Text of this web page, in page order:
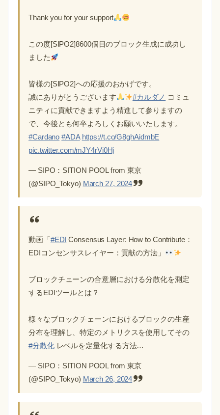
Thank you for your support
この度[SIPO2]8600個目のブロック生成に成功し
ました
皆様の[SIPO2]への応援のおかげです。
誠にありがとうございます
#カルダノ コミュ
ニティに貢献できますよう精進して参りますの
で、今後とも何卒よろしくお願いいたします。
#Cardano #ADA https://t.co/G8ghAidmbE
pic.twitter.com/mJY4rVi0Hj
— SIPO：SITION POOL from 東京
(@SIPO_Tokyo) March 27, 2024
動画「 #EDI Consensus Layer: How to Contribute：
EDIコンセンサスレイヤー：貢献の方法」
ブロックチェーンの合意層における分散化を測定
するEDIツールとは？
様々なブロックチェーンにおけるブロックの生産
分布を理解し、特定のメトリクスを使用してその
#分散化レベルを定量化する方法…
— SIPO：SITION POOL from 東京
(@SIPO_Tokyo) March 26, 2024